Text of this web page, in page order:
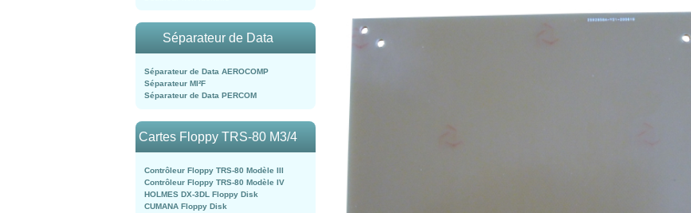
Séparateur de Data
Séparateur de Data AEROCOMP
Séparateur MI²F
Séparateur de Data PERCOM
Cartes Floppy TRS-80 M3/4
Contrôleur Floppy TRS-80 Modèle III
Contrôleur Floppy TRS-80 Modèle IV
HOLMES DX-3DL Floppy Disk
CUMANA Floppy Disk